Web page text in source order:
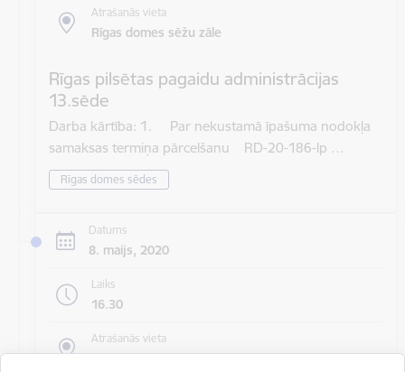
Atrašanās vieta
Rīgas domes sēžu zāle
Rīgas pilsētas pagaidu administrācijas
13.sēde
Darba kārtība: 1. Par nekustamā īpašuma nodokļa
samaksas termiņa pārcelšanu RD-20-186-lp …
Rīgas domes sēdes
Datums
8. maijs, 2020
Laiks
16.30
Atrašanās vieta
Rīgas domes sēžu zāle